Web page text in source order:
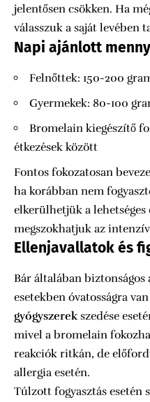
jelentősen csökken. Ha
válasszuk a saját levében
Napi ajánlott
Felnőttek: 150-200
Gyermekek: 80-100
Bromelain kiegészítő
étkezések között
Fontos fokozatosan
ha korábban nem
elkerülhetjük a lehetséges
megszokhatjuk az
Ellenjavallatok és
Bár általában biztonságos
esetekben óvatosságra
gyógyszerekszedése
mivel a bromelain
reakciók ritkán, de
allergia esetén.
Túlzott fogyasztás